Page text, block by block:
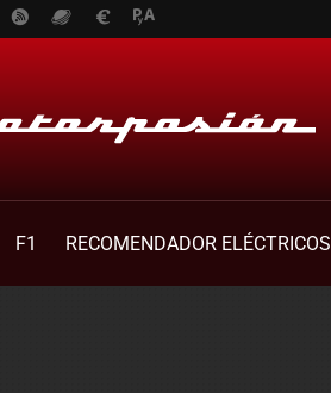
F1
RECOMENDADOR ELÉCTRICOS